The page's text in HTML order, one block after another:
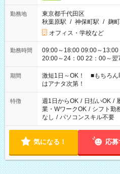
勤務地
東京都千代田区
秋葉原駅 / 神保町駅 / 麹
オフィス・学校など
勤務時間
09:00～18:00 09:00～
20:00～24：00 22：00～翌
シフトもございます！ お気
期間
激短1日～OK！ ■もちろ
はアナタ次第！
特徴 週1日からOK / 日払いOK /
業・WワークOK / シフト勤
なし / パソコンスキル不要
気になる！ 応募